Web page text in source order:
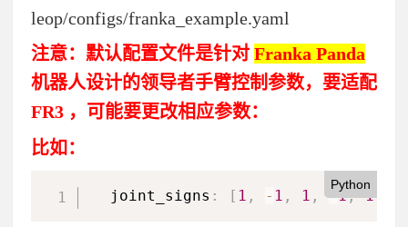
leop/configs/franka_example.yaml
注意：默认配置文件是针对 Franka Panda
机器人设计的领导者手臂控制参数，要适配
FR3 ，可能要更改相应参数：
比如：
Python
  joint_signs
: [ 1 , - 1 , 1 , -1, 1,